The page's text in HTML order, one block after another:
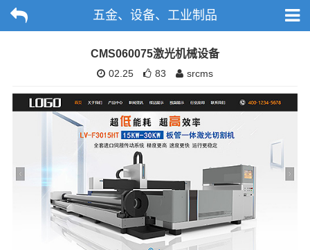
五金、设备、工业制品
CMS060075激光机械设备
02.25 83 srcms